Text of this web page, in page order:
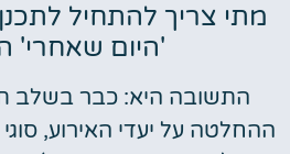
מתי צריך להתחיל
'היום שאחרי'
התשובה היא: כבר בשלב
ההחלטה על יעדי האירוע,